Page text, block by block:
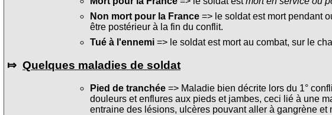
Non mort pour la France => le soldat est mort pendant
être postérieur à la fin du conflit.
Tué à l'ennemi => le soldat est mort au combat, sur le
⤇ Quelques maladies de soldat
Pied de tranchée => Maladie bien décrite lors du 1°
douleurs et enflures aux pieds et jambes, ceci lié à une
entraine des lésions, ulcères pouvant aller à gangrène et